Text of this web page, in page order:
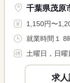
千葉県茂原
1,150円〜1,200円 ※フルタ
土曜日，日曜
求